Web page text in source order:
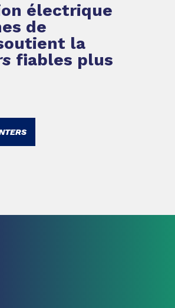
électrique
de
la
fiables plus